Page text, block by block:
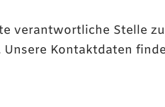
verantwortliche Stelle zu
Kontaktdaten